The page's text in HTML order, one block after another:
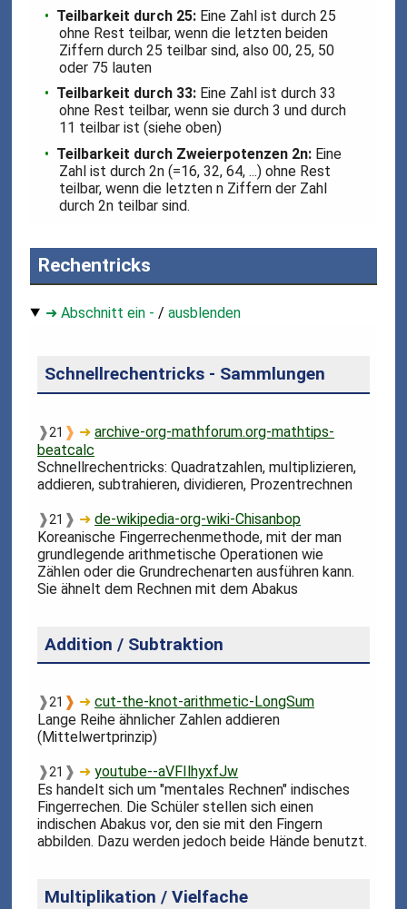
Teilbarkeit durch 25: Eine Zahl ist durch 25
ohne Rest teilbar, wenn die letzten beiden
Ziffern durch 25 teilbar sind, also 00, 25, 50
oder 75 lauten
Teilbarkeit durch 33: Eine Zahl ist durch 33
ohne Rest teilbar, wenn sie durch 3 und durch
11 teilbar ist (siehe oben)
Teilbarkeit durch Zweierpotenzen 2n: Eine
Zahl ist durch 2n (=16, 32, 64, ...) ohne Rest
teilbar, wenn die letzten n Ziffern der Zahl
durch 2n teilbar sind.
Rechentricks
➜ Abschnitt ein - /ausblenden
Schnellrechentricks - Sammlungen
❱21 ❱ ➜archive-org-mathforum.org-mathtips-
beatcalc
Schnellrechentricks: Quadratzahlen, multiplizieren,
addieren, subtrahieren, dividieren, Prozentrechnen
❱21 ❱ ➜de-wikipedia-org-wiki-Chisanbop
Koreanische Fingerrechenmethode, mit der man
grundlegende arithmetische Operationen wie
Zählen oder die Grundrechenarten ausführen kann.
Sie ähnelt dem Rechnen mit dem Abakus
Addition / Subtraktion
❱21 ❱ ➜cut-the-knot-arithmetic-LongSum
Lange Reihe ähnlicher Zahlen addieren
(Mittelwertprinzip)
❱21 ❱ ➜youtube--aVFIlhyxfJw
Es handelt sich um "mentales Rechnen" indisches
Fingerrechen. Die Schüler stellen sich einen
indischen Abakus vor, den sie mit den Fingern
abbilden. Dazu werden jedoch beide Hände benutzt.
Multiplikation / Vielfache